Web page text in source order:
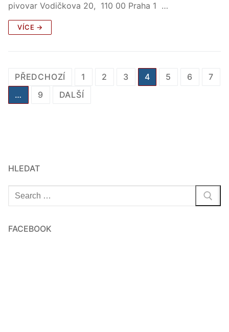
pivovar Vodičkova 20, 110 00 Praha 1 …
VÍCE →
Stránkování
příspěvků
PŘEDCHOZÍ 1 2 3 4 5 6
7
…
9 DALŠÍ
HLEDAT
Hledat:
FACEBOOK